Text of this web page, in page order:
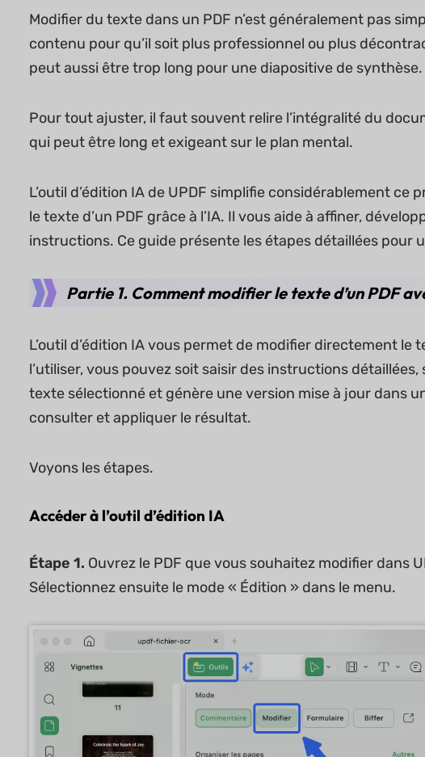
Modifier du texte dans un PDF n’est généralement pas
contenu pour qu’il soit plus professionnel ou plus
peut aussi être trop long pour une diapositive de synthèse.
Pour tout ajuster, il faut souvent relire l’intégralité du
qui peut être long et exigeant sur le plan mental.
L’outil d’édition IA de UPDF simplifie considérablement
le texte d’un PDF grâce à l’IA. Il vous aide à affiner,
instructions. Ce guide présente les étapes détaillées pour
Partie 1. Comment modifier le texte d’un PDF
L’outil d’édition IA vous permet de modifier directement le
l’utiliser, vous pouvez soit saisir des instructions
texte sélectionné et génère une version mise à jour dans
consulter et appliquer le résultat.
Voyons les étapes.
Accéder à l’outil d’édition IA
Étape 1. Ouvrez le PDF que vous souhaitez modifier dans
Sélectionnez ensuite le mode « Édition » dans le menu.